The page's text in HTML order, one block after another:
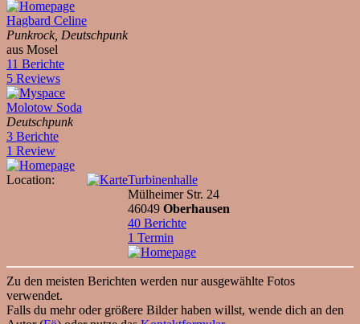
Hagbard Celine
Punkrock, Deutschpunk
aus Mosel
11 Berichte
5 Reviews
Molotow Soda
Deutschpunk
3 Berichte
1 Review
Location:
Turbinenhalle
Mülheimer Str. 24
46049 Oberhausen
40 Berichte
1 Termin
Zu den meisten Berichten werden nur ausgewählte Fotos
verwendet.
Falls du mehr oder größere Bilder haben willst, wende dich an den